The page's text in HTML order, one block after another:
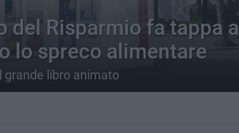
del Risparmio fa tappa a
lo spreco alimentare
grande libro animato